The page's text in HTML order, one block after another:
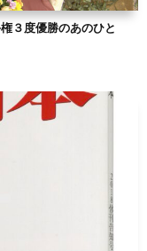
３度優勝のあのひと